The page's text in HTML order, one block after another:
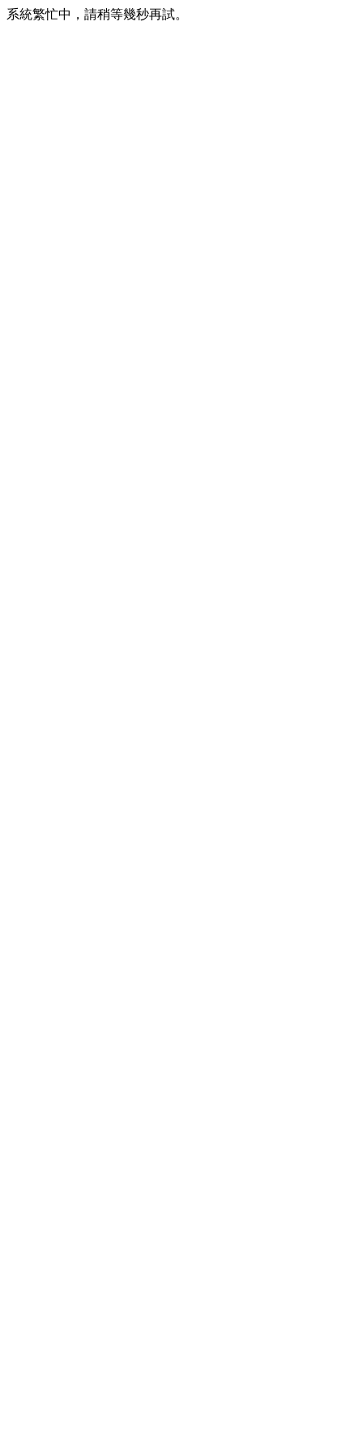
系統繁忙中，請稍等幾秒再試。